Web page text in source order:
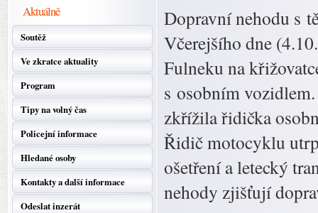
Aktuálně
Soutěž
Ve zkratce aktuality
Program
Tipy na volný čas
Policejní informace
Hledané osoby
Kontakty a další informace
Odeslat inzerát
Dopravní nehodu s
Včerejšího dne
Fulneku na
s osobním
zkřížila řidička
Řidič motocyklu
ošetření a letecký
nehody zjišťují